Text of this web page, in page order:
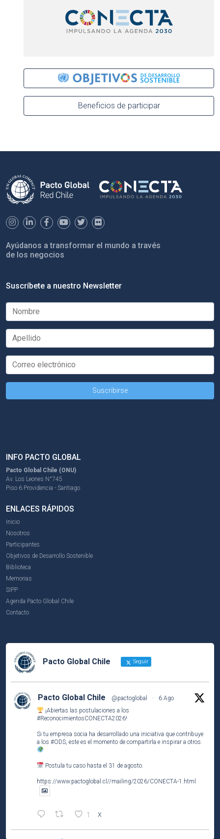
Beneficios de participar
Ayúdanos a transformar el mundo a través
de los negocios
Suscríbete a nuestro Newsletter
INFO PACTO GLOBAL
Pacto Global Chile (ONU)
Av. Los Leones N°745
Piso 6 Providencia - Santiago
ENLACES RÁPIDOS
Inicio
Nosotros
Participantes
Objetivos de Desarrollo Sostenible
Biblioteca
Memorias
SIPP
Agenda Pacto Global Chile
Contacto
Pacto Global Chile Seguir
Pacto Global Chile @pactoglobal ·
6 Ago
¡Abiertas las postulaciones a los
#ReconocimientosCONECTA2026!
Si tu empresa socia ha desarrollado una iniciativa que contribuye
a los #ODS , este es el momento de compartirla e inspirar a otros.
Postula tu caso hasta el 31 de agosto.
https://www.pactoglobal.cl//mailing/2026/CONECTA-1.html
1 X